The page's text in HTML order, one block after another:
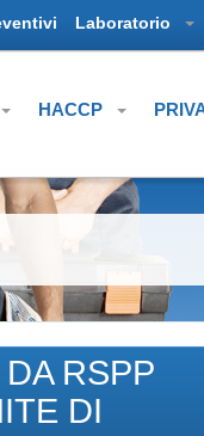
Laboratorio
HACCP
RSPP
DI